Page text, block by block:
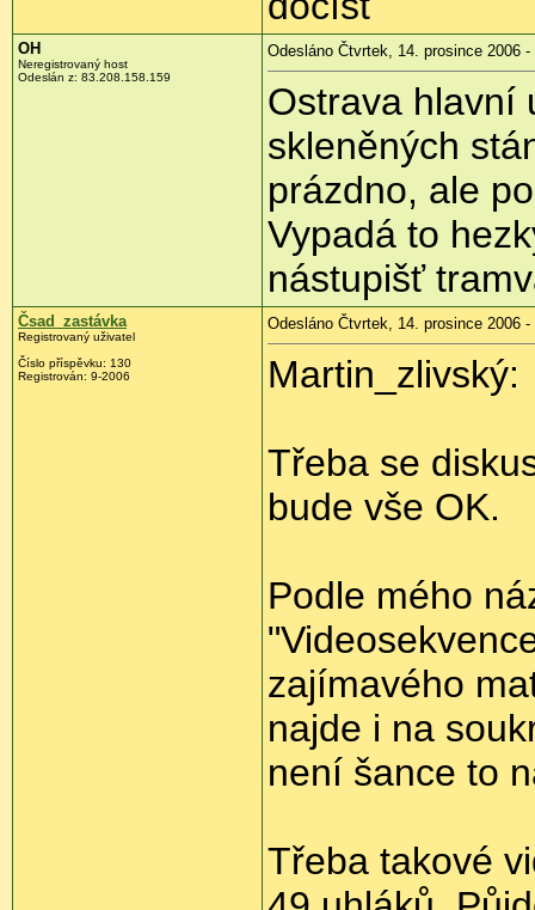
OH
Neregistrovaný host
Odeslán z: 83.208.158.159
Odesláno Čtvrtek, 14. prosince 2006 -
Ostrava hlavní
skleněných
prázdno, ale
Vypadá to
nástupišť
Čsad_zastávka
Registrovaný uživatel
Číslo příspěvku: 130
Registrován: 9-2006
Odesláno Čtvrtek, 14. prosince 2006 -
Martin_zlivský:
Třeba se
bude vše OK.
Podle mého
zajímavého
najde i na
není šance to
Třeba takové